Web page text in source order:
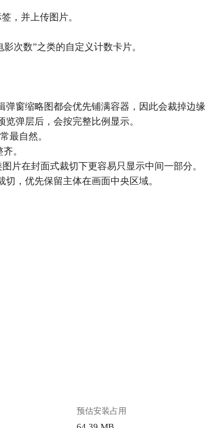
，并上传图片。
次数”之类的自定义计数卡片。
窗缩略图都会优先铺满容器，因此会裁掉边
弹层后，会按完整比例显示。
最自然。
。
片在封面式裁切下更容易只显示中间一部分。
，优先保留主体在画面中央区域。
预估安装占用